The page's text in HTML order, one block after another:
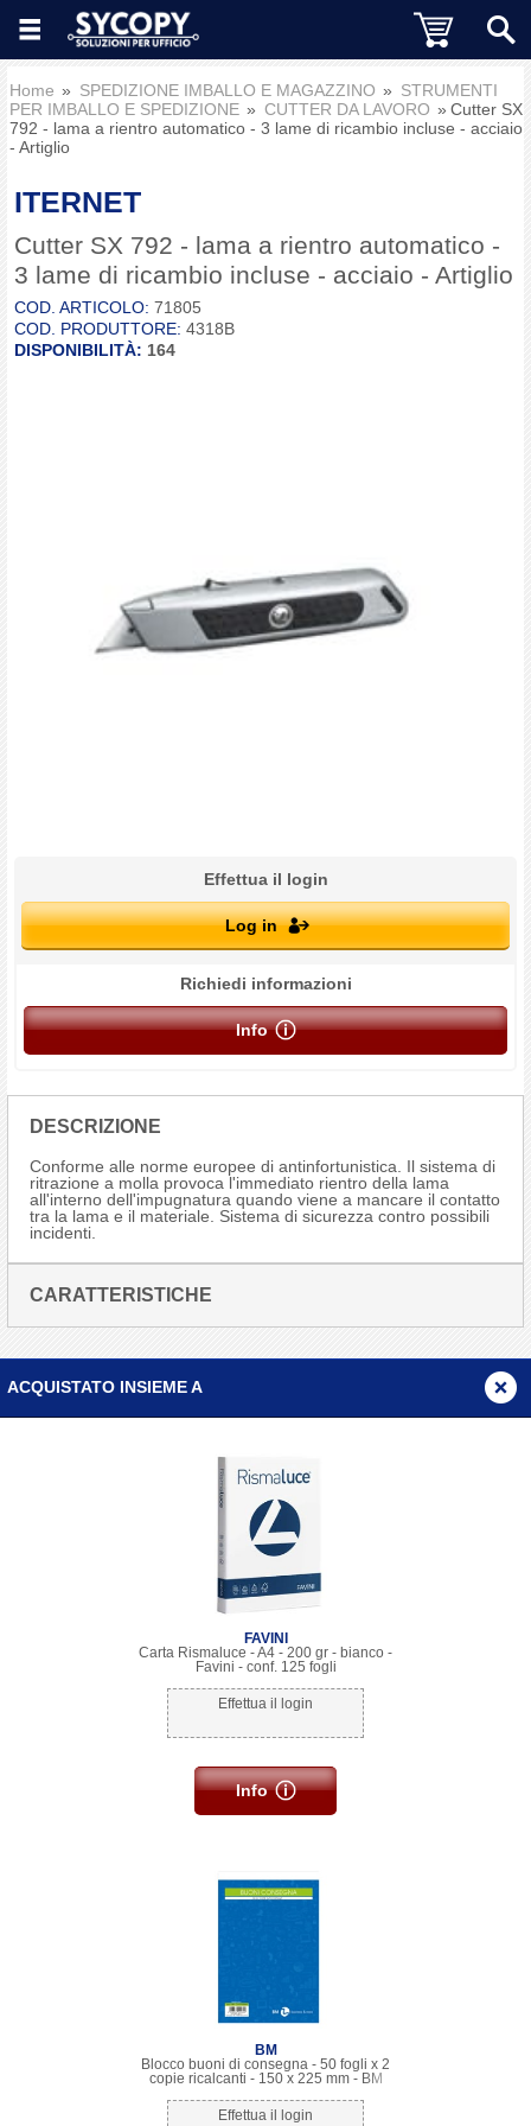
Home SPEDIZIONE IMBALLO E MAGAZZINO
STRUMENTI
PER IMBALLO E SPEDIZIONE
CUTTER DA LAVORO
Cutter SX
792 - lama a rientro automatico - 3 lame di ricambio incluse - acciaio
- Artiglio
ITERNET
Cutter SX 792 - lama a rientro automatico -
3 lame di ricambio incluse - acciaio - Artiglio
COD. ARTICOLO: 71805
COD. PRODUTTORE: 4318B
DISPONIBILITÀ: 164
Effettua il login
Log in
Richiedi informazioni
Info
DESCRIZIONE
Conforme alle norme europee di antinfortunistica. Il sistema di
ritrazione a molla provoca l'immediato rientro della lama
all'interno dell'impugnatura quando viene a mancare il contatto
tra la lama e il materiale. Sistema di sicurezza contro possibili
incidenti.
CARATTERISTICHE
ACQUISTATO INSIEME A
FAVINI
Carta Rismaluce - A4 - 200 gr - bianco -
Favini - conf. 125 fogli
Effettua il login
Info
BM
Blocco buoni di consegna - 50 fogli x 2
copie ricalcanti - 150 x 225 mm - BM
Effettua il login